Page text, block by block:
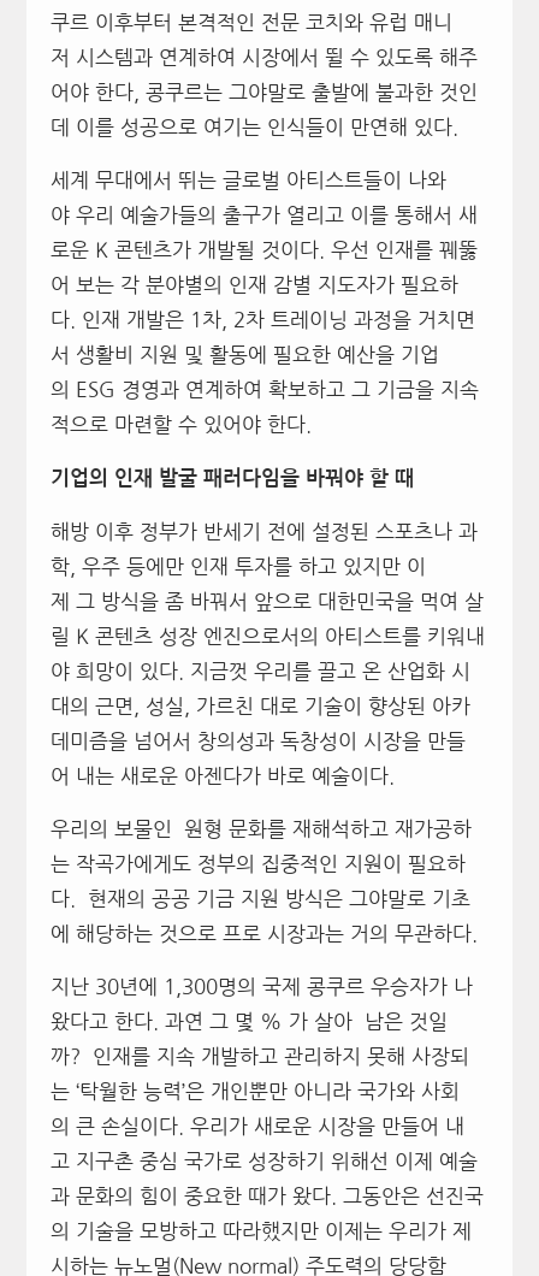
쿠르 이후부터 본격적인 전문 코치와 유럽 매니
저 시스템과 연계하여 시장에서 뛸 수 있도록 해주
어야 한다, 콩쿠르는 그야말로 출발에 불과한 것인
데 이를 성공으로 여기는 인식들이 만연해 있다.
세계 무대에서 뛰는 글로벌 아티스트들이 나와
야 우리 예술가들의 출구가 열리고 이를 통해서 새
로운 K 콘텐츠가 개발될 것이다. 우선 인재를 꿰뚫
어 보는 각 분야별의 인재 감별 지도자가 필요하
다. 인재 개발은 1차, 2차 트레이닝 과정을 거치면
서 생활비 지원 및 활동에 필요한 예산을 기업
의 ESG 경영과 연계하여 확보하고 그 기금을 지속
적으로 마련할 수 있어야 한다.
기업의 인재 발굴 패러다임을 바꿔야 할 때
해방 이후 정부가 반세기 전에 설정된 스포츠나 과
학, 우주 등에만 인재 투자를 하고 있지만 이
제 그 방식을 좀 바꿔서 앞으로 대한민국을 먹여 살
릴 K 콘텐츠 성장 엔진으로서의 아티스트를 키워내
야 희망이 있다. 지금껏 우리를 끌고 온 산업화 시
대의 근면, 성실, 가르친 대로 기술이 향상된 아카
데미즘을 넘어서 창의성과 독창성이 시장을 만들
어 내는 새로운 아젠다가 바로 예술이다.
우리의 보물인 원형 문화를 재해석하고 재가공하
는 작곡가에게도 정부의 집중적인 지원이 필요하
다. 현재의 공공 기금 지원 방식은 그야말로 기초
에 해당하는 것으로 프로 시장과는 거의 무관하다.
지난 30년에 1,300명의 국제 콩쿠르 우승자가 나
왔다고 한다. 과연 그 몇 % 가 살아 남은 것일
까? 인재를 지속 개발하고 관리하지 못해 사장되
는 ‘탁월한 능력’은 개인뿐만 아니라 국가와 사회
의 큰 손실이다. 우리가 새로운 시장을 만들어 내
고 지구촌 중심 국가로 성장하기 위해선 이제 예술
과 문화의 힘이 중요한 때가 왔다. 그동안은 선진국
의 기술을 모방하고 따라했지만 이제는 우리가 제
시하는 뉴노멀(New normal) 주도력의 당당함